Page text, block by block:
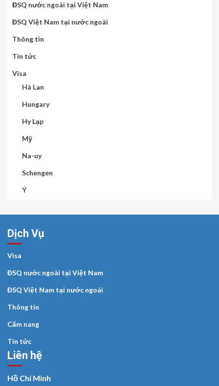
ĐSQ nước ngoài tại Việt Nam
ĐSQ Việt Nam tại nước ngoài
Thông tin
Tin tức
Visa
Hà Lan
Hungary
Hy Lạp
Mỹ
Na-uy
Schengen
Ý
Dịch Vụ
Visa
ĐSQ nước ngoài tại Việt Nam
ĐSQ Việt Nam tại nước ngoài
Thông tin
Cẩm nang
Tin tức
Liên hệ
Hồ Chí Minh